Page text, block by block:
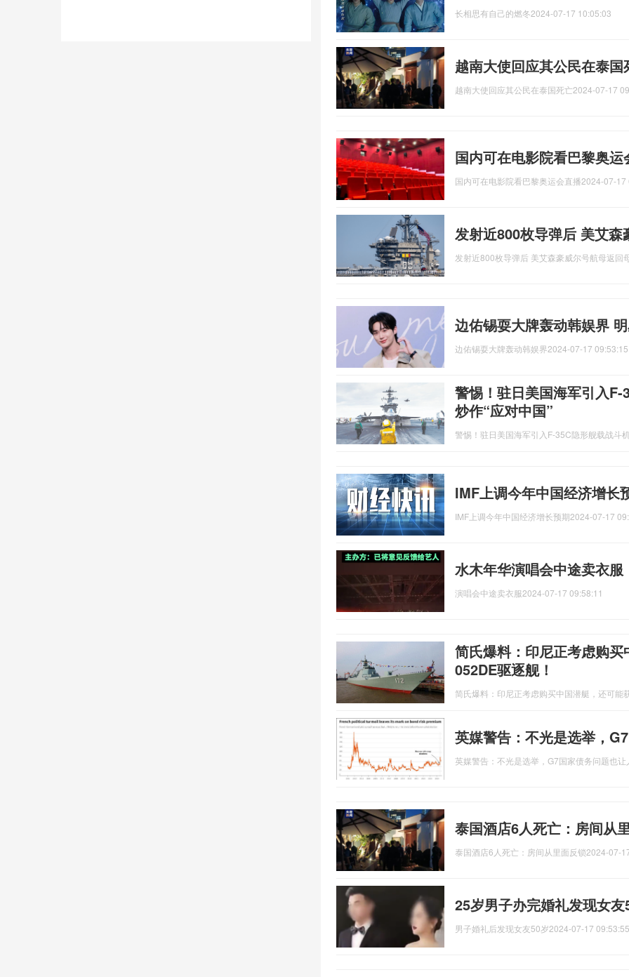
长相思有自己的燃冬2024-07-17 10:05:03
越南大使回应其公民在泰
越南大使回应其公民在泰国死亡2024-07-17
国内可在电影院看巴黎奥
国内可在电影院看巴黎奥运会直播2024-07-17
发射近800枚导弹后 美艾
发射近800枚导弹后 美艾森豪威尔号航母返回
边佑锡耍大牌轰动韩娱界
边佑锡耍大牌轰动韩娱界2024-07-17 09:53:15
警惕！驻日美国海军引入
炒作“应对中国”
警惕！驻日美国海军引入F-35C隐形舰载战斗
IMF上调今年中国经济增长
IMF上调今年中国经济增长预期2024-07-17
水木年华演唱会中途卖衣服
演唱会中途卖衣服2024-07-17 09:58:11
简氏爆料：印尼正考虑购
052DE驱逐舰！
简氏爆料：印尼正考虑购买中国潜艇，还可能
英媒警告：不光是选举，
英媒警告：不光是选举，G7国家债务问题也让
泰国酒店6人死亡：房间从
泰国酒店6人死亡：房间从里面反锁2024-07-
25岁男子办完婚礼发现女
男子婚礼后发现女友50岁2024-07-17 09:53:55